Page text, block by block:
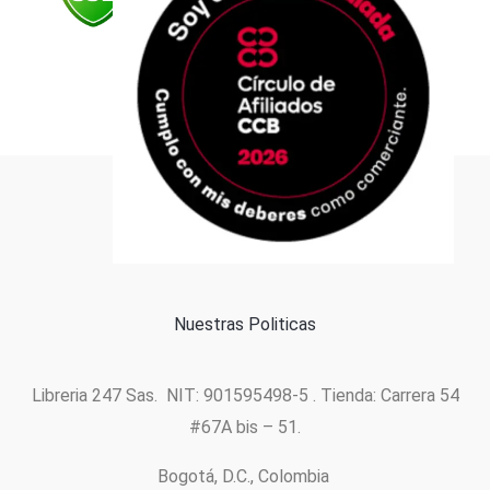
Formas de pago
Nuestras Politicas
Libreria 247 Sas. NIT: 901595498-5 . Tienda: Carrera 54
#67A bis – 51.
Bogotá, D.C., Colombia